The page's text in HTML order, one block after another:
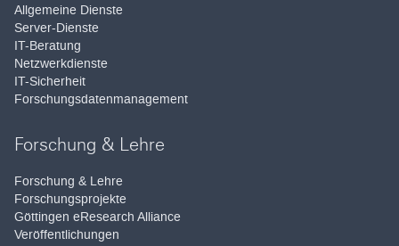
Allgemeine Dienste
Server-Dienste
IT-Beratung
Netzwerkdienste
IT-Sicherheit
Forschungsdatenmanagement
Forschung & Lehre
Forschung & Lehre
Forschungsprojekte
Göttingen eResearch Alliance
Veröffentlichungen